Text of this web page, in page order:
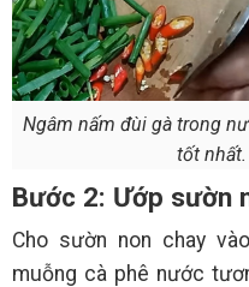
Ngâm nấm đùi gà trong
tốt
Bước 2: Ướp sườn
Cho sườn non chay
muỗng cà phê nước